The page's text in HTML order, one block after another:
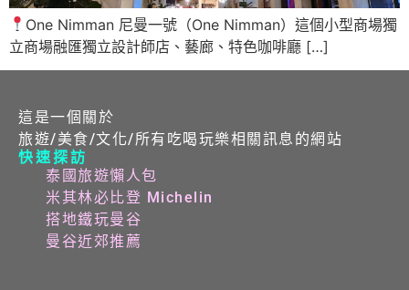
One Nimman 尼曼一號（One Nimman）這個小型商場獨
立商場融匯獨立設計師店、藝廊、特色咖啡廳 […]
這是一個關於
旅遊/美食/文化/所有吃喝玩樂相關訊息的網站
快速探訪
泰國旅遊懶人包
米其林必比登 Michelin
搭地鐵玩曼谷
曼谷近郊推薦